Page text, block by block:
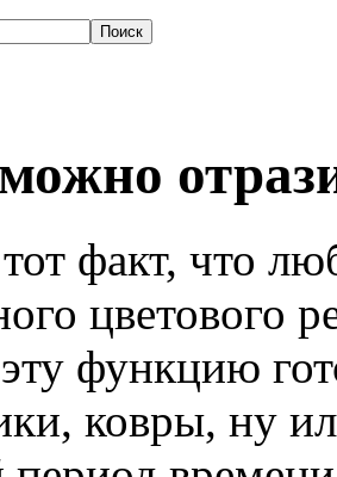
факт, что
цветового
функцию
ковры, ну